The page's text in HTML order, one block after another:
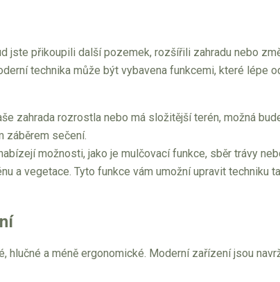
jste přikoupili další pozemek, rozšířili zahradu nebo
technika může být vybavena funkcemi, které lépe
zahrada rozrostla nebo má složitější terén, možná
záběrem sečení.
možnosti, jako je mulčovací funkce, sběr trávy
a vegetace. Tyto funkce vám umožní upravit techniku
hlučné a méně ergonomické. Moderní zařízení jsou